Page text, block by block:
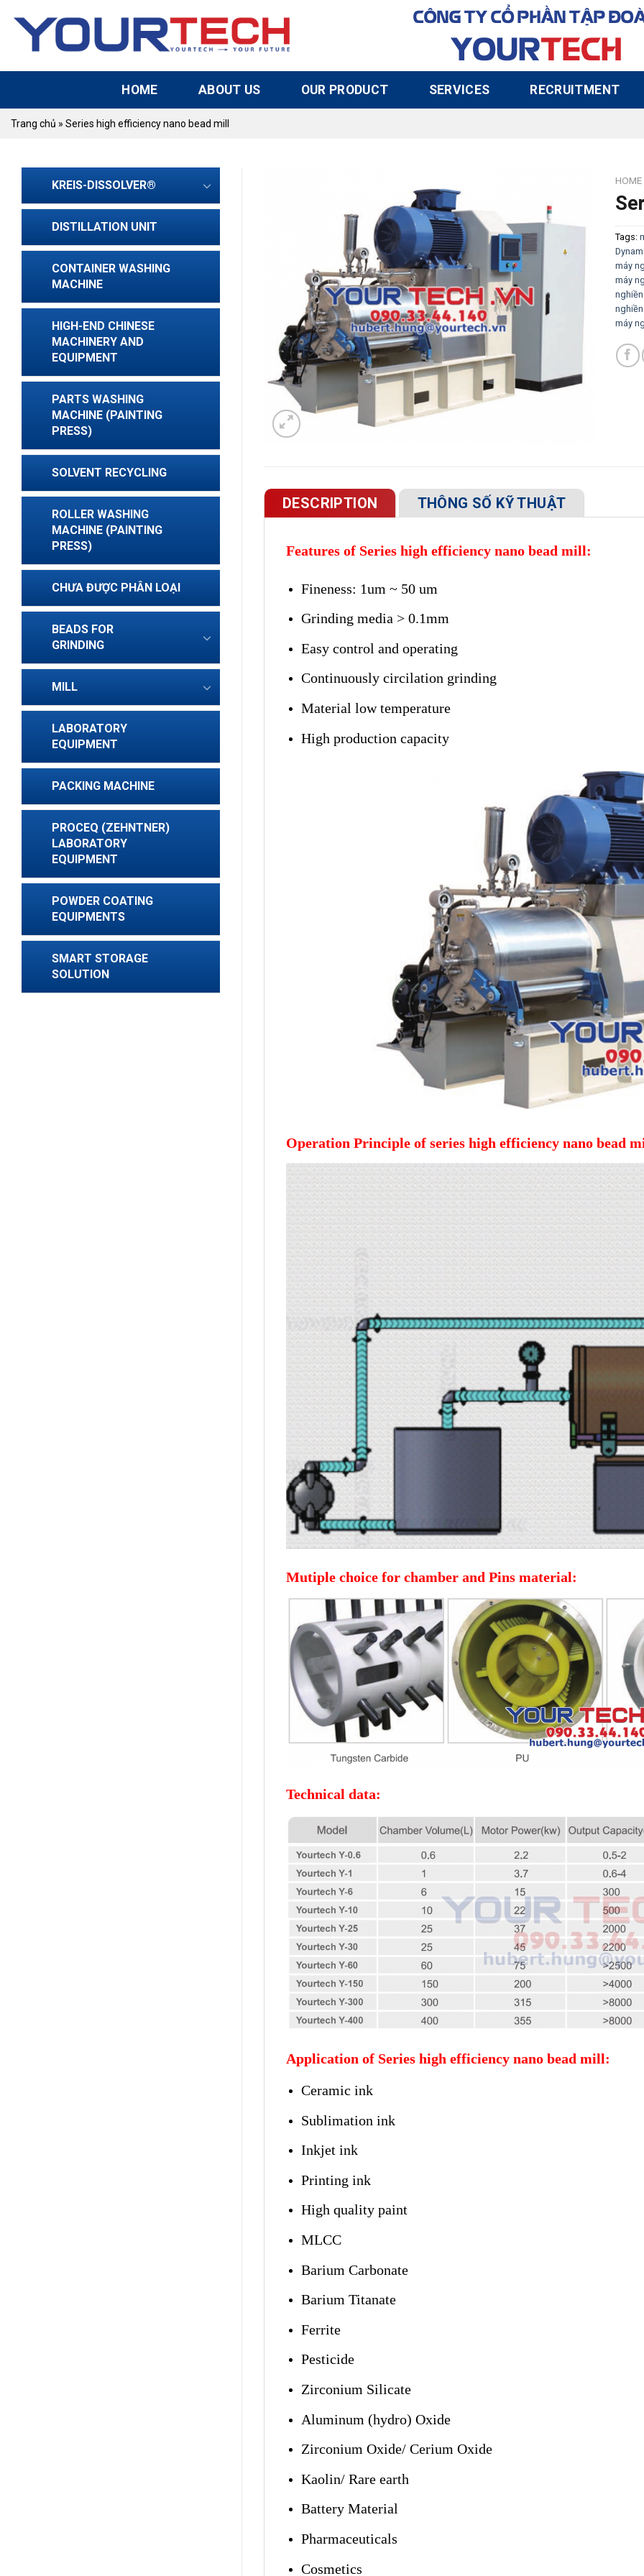
CÔNG TY CỔ PHẦN TẬP
YOURTECH
HOME ABOUT US OUR PRODUCT SERVICES RECRUITMENT
Trang chủ » Series high efficiency nano bead mill
KREIS-DISSOLVER®
DISTILLATION UNIT
CONTAINER WASHING
MACHINE
HIGH-END CHINESE
MACHINERY AND
EQUIPMENT
PARTS WASHING
MACHINE (PAINTING
PRESS)
SOLVENT RECYCLING
ROLLER WASHING
MACHINE (PAINTING
PRESS)
CHƯA ĐƯỢC PHÂN LOẠI
BEADS FOR
GRINDING
MILL
LABORATORY
EQUIPMENT
PACKING MACHINE
PROCEQ (ZEHNTNER)
LABORATORY
EQUIPMENT
POWDER COATING
EQUIPMENTS
SMART STORAGE
SOLUTION
HOME
Tags:
máy
máy
máy
DESCRIPTION THÔNG SỐ KỸ THUẬT
Features of Series high efficiency nano bead mill:
Fineness: 1um ~ 50 um
Grinding media > 0.1mm
Easy control and operating
Continuously circilation grinding
Material low temperature
High production capacity
Operation Principle of series high efficiency nano bead
Mutiple choice for chamber and Pins material:
Technical data:
Application of Series high efficiency nano bead mill:
Ceramic ink
Sublimation ink
Inkjet ink
Printing ink
High quality paint
MLCC
Barium Carbonate
Barium Titanate
Ferrite
Pesticide
Zirconium Silicate
Aluminum (hydro) Oxide
Zirconium Oxide/ Cerium Oxide
Kaolin/ Rare earth
Battery Material
Pharmaceuticals
Cosmetics